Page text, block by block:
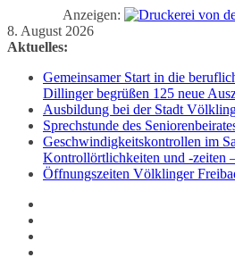
Anzeigen:
Zum
Inhalt
8. August 2026
Aktuelles:
Gemeinsamer Start in die
Dillinger begrüßen 125 neue
Ausbildung bei der Stadt
Sprechstunde des
Geschwindigkeitskontrollen im
Kontrollörtlichkeiten und -zeiten
Öffnungszeiten Völklinger